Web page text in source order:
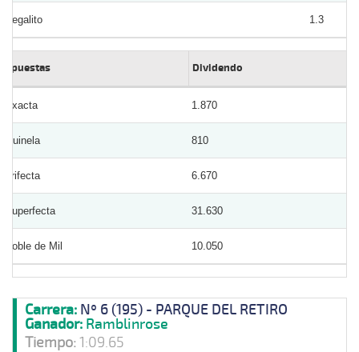
Regalito 1.3
Apuestas Dividendo
Exacta 1.870
Quinela 810
Trifecta 6.670
Superfecta 31.630
Doble de Mil 10.050
Carrera: Nº 6 (195) - PARQUE DEL RETIRO
Ganador: Ramblinrose
Tiempo:1:09.65